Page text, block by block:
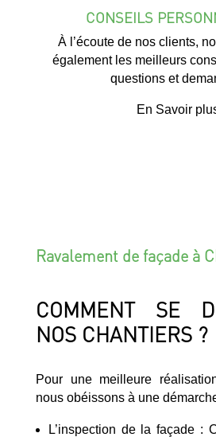
CONSEILS
À l’écoute de nos clients,
également les meilleurs
questions et
En Savoir
Ravalement de façade à
COMMENT SE
NOS CHANTIERS ?
Pour une meilleure
nous obéissons à une
L’inspection de la façade :